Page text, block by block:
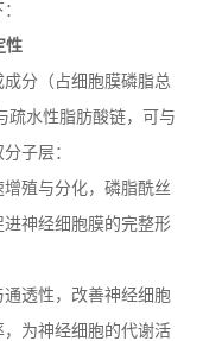
性
分（占细胞膜磷脂总
疏水性脂肪酸链，可与
子层：
殖与分化，磷脂酰丝
神经细胞膜的完整形
透性，改善神经细胞
为神经细胞的代谢活